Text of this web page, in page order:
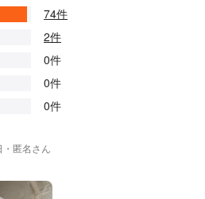
74件
2件
0件
0件
0件
匿名さん